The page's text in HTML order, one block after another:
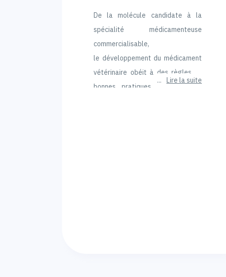
De la molécule candidate à la
spécialité médicamenteuse
commercialisable,
le développement du médicament
vétérinaire obéit à des règles et
bonnes pratiques strictes. Leur
Lire la suite